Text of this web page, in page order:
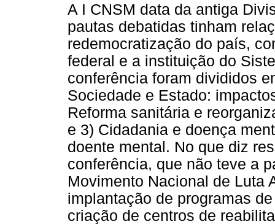
A I CNSM data da antiga
pautas debatidas tinham
redemocratização do país,
federal e a instituição do
conferência foram divididos
Sociedade e Estado:
Reforma sanitária e
e 3) Cidadania e doença
doente mental. No que diz
conferência, que não teve a
Movimento Nacional de Luta
implantação de programas
criação de centros de